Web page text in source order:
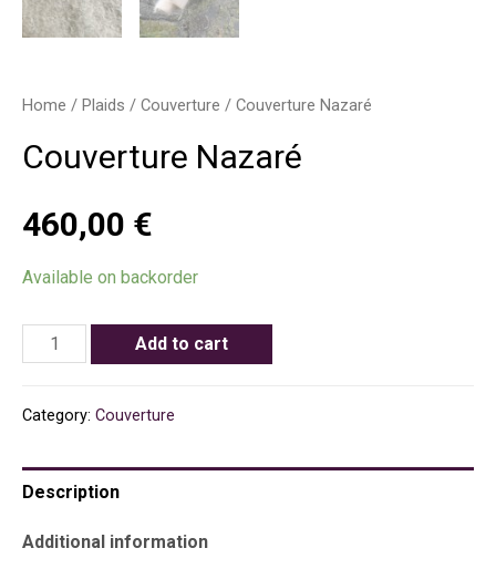
Home / Plaids / Couverture / Couverture Nazaré
Couverture Nazaré
460,00 €
Available on backorder
Add to cart
Category: Couverture
Description
Additional information